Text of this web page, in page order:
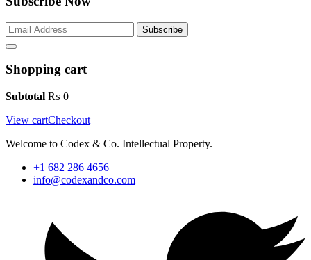
Subscribe
Shopping cart
Subtotal ₨ 0
View cartCheckout
Welcome to Codex & Co. Intellectual Property.
+1 682 286 4656
info@codexandco.com